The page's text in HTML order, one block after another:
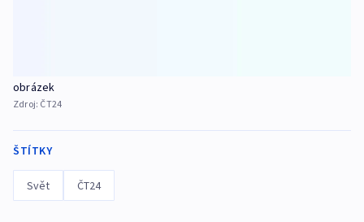
obrázek
Zdroj: ČT24
ŠTÍTKY
Svět ČT24